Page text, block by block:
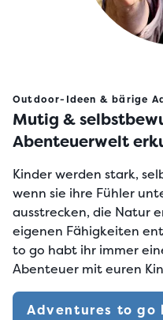
Outdoor-Ideen & bärige
Mutig &
Abenteuerwelt
Kinder werden stark,
wenn sie ihre Fühler
ausstrecken, die Natur
eigenen Fähigkeiten
to go habt ihr immer
Abenteuer mit euren
Adventures to go